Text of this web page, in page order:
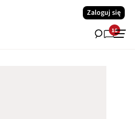
Zaloguj się
18